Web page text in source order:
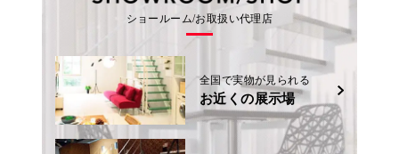
ショールーム/お取扱い代理店
全国で実物が見られる
お近くの展示場